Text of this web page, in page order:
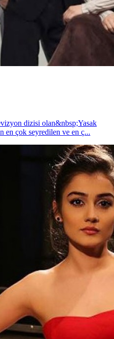
dizisi olan&nbsp;Yasak
en çok seyredilen ve en ç...